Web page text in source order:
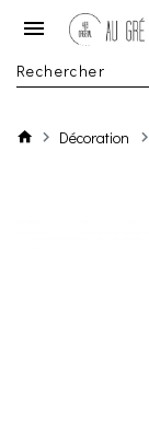
Décoration